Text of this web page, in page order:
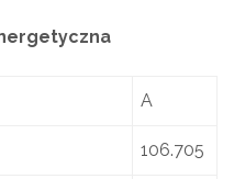
A
106.705